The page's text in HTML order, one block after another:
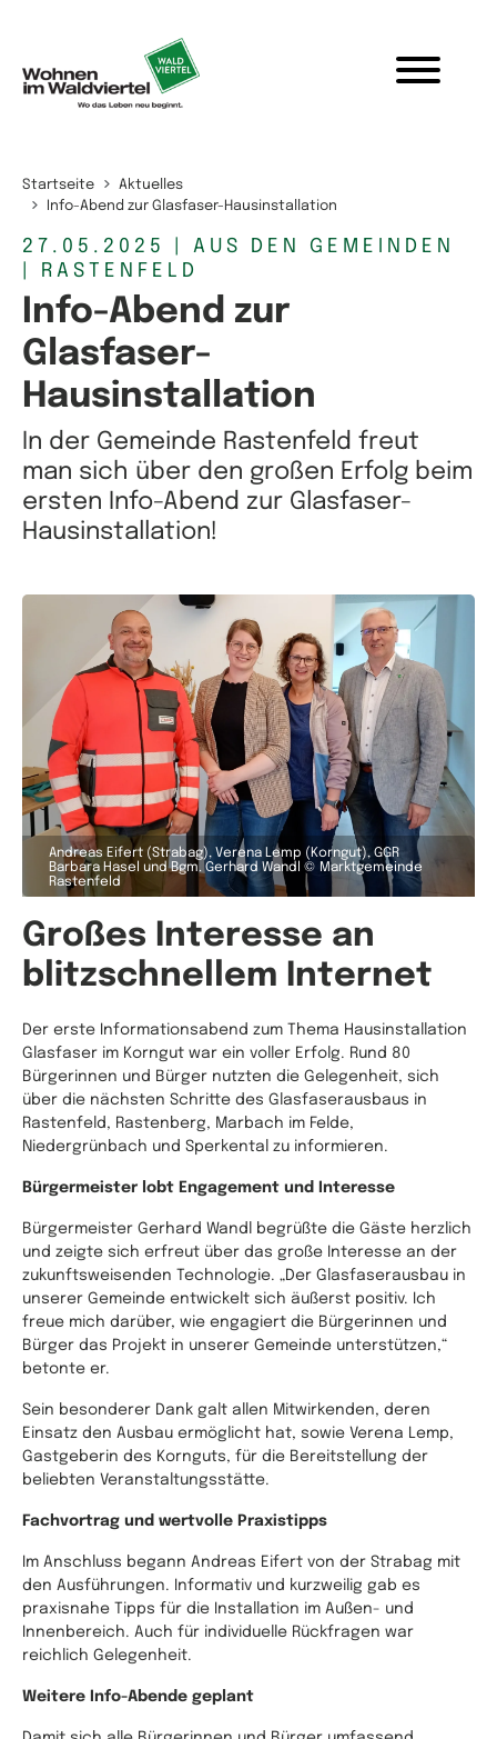
Startseite
Aktuelles
Info-Abend zur Glasfaser-Hausinstallation
27.05.2025
| AUS DEN GEMEINDEN
| RASTENFELD
Info-Abend zur
Glasfaser-
Hausinstallation
In der Gemeinde Rastenfeld freut
man sich über den großen Erfolg beim
ersten Info-Abend zur Glasfaser-
Hausinstallation!
Andreas Eifert (Strabag), Verena Lemp (Korngut), GGR
Barbara Hasel und Bgm. Gerhard Wandl © Marktgemeinde
Rastenfeld
Großes Interesse an
blitzschnellem Internet
Der erste Informationsabend zum Thema Hausinstallation
Glasfaser im Korngut war ein voller Erfolg. Rund 80
Bürgerinnen und Bürger nutzten die Gelegenheit, sich
über die nächsten Schritte des Glasfaserausbaus in
Rastenfeld, Rastenberg, Marbach im Felde,
Niedergrünbach und Sperkental zu informieren.
Bürgermeister lobt Engagement und Interesse
Bürgermeister Gerhard Wandl begrüßte die Gäste herzlich
und zeigte sich erfreut über das große Interesse an der
zukunftsweisenden Technologie. „Der Glasfaserausbau in
unserer Gemeinde entwickelt sich äußerst positiv. Ich
freue mich darüber, wie engagiert die Bürgerinnen und
Bürger das Projekt in unserer Gemeinde unterstützen,“
betonte er.
Sein besonderer Dank galt allen Mitwirkenden, deren
Einsatz den Ausbau ermöglicht hat, sowie Verena Lemp,
Gastgeberin des Kornguts, für die Bereitstellung der
beliebten Veranstaltungsstätte.
Fachvortrag und wertvolle Praxistipps
Im Anschluss begann Andreas Eifert von der Strabag mit
den Ausführungen. Informativ und kurzweilig gab es
praxisnahe Tipps für die Installation im Außen- und
Innenbereich. Auch für individuelle Rückfragen war
reichlich Gelegenheit.
Weitere Info-Abende geplant